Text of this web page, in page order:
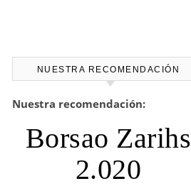
NUESTRA RECOMENDACIÓN
Nuestra recomendación:
Borsao Zarihs
2.020